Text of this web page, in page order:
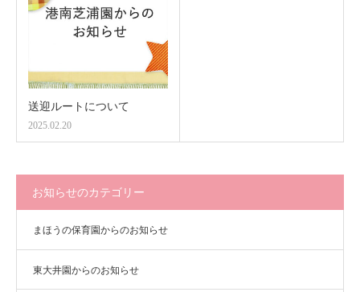
送迎ルートについて
2025.02.20
お知らせのカテゴリー
まほうの保育園からのお知らせ
東大井園からのお知らせ